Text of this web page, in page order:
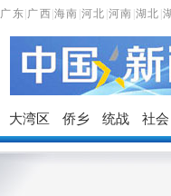
广东 广西 |海南 |河北 |河南 湖北
大湾区 侨乡 统战 社会